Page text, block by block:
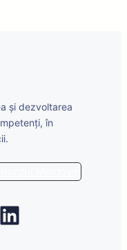
și dezvoltarea
în
LinkedIn